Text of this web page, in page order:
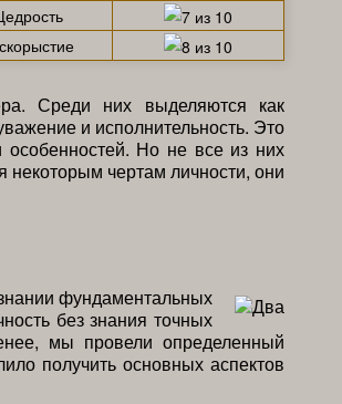
Среди них выделяются как
и исполнительность. Это
Но не все из них
некоторым чертам личности, они
фундаментальных
без знания точных
мы провели определенный
получить основных аспектов